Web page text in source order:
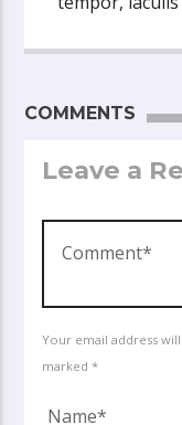
COMMENTS
Leave a
Your email address
marked *